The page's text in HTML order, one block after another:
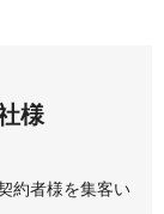
様
約者様を集客い